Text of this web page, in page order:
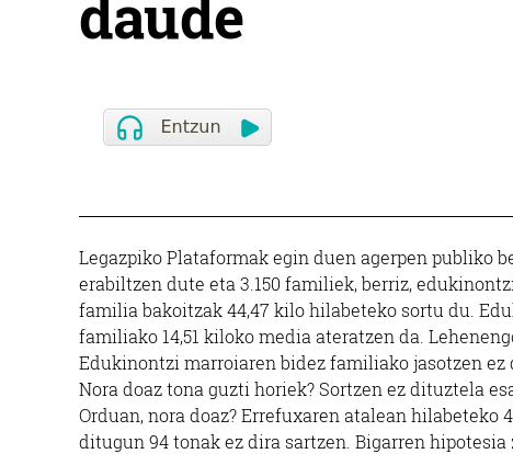
daude
Legazpiko Plataformak egin duen agerpen publiko
erabiltzen dute eta 3.150 familiek, berriz,
familia bakoitzak 44,47 kilo hilabeteko sortu du.
familiako 14,51 kiloko media ateratzen da.
Edukinontzi marroiaren bidez familiako jasotzen ez
Nora doaz tona guzti horiek? Sortzen ez dituztela
Orduan, nora doaz? Errefuxaren atalean
ditugun 94 tonak ez dira sartzen. Bigarren